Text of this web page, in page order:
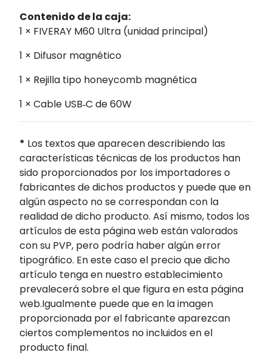
Contenido de la caja:
1 × FIVERAY M60 Ultra (unidad principal)
1 × Difusor magnético
1 × Rejilla tipo honeycomb magnética
1 × Cable USB‑C de 60W
* Los textos que aparecen describiendo las
características técnicas de los productos han
sido proporcionados por los importadores o
fabricantes de dichos productos y puede que en
algún aspecto no se correspondan con la
realidad de dicho producto. Así mismo, todos los
artículos de esta página web están valorados
con su PVP, pero podría haber algún error
tipográfico. En este caso el precio que dicho
artículo tenga en nuestro establecimiento
prevalecerá sobre el que figura en esta página
web.Igualmente puede que en la imagen
proporcionada por el fabricante aparezcan
ciertos complementos no incluidos en el
producto final.